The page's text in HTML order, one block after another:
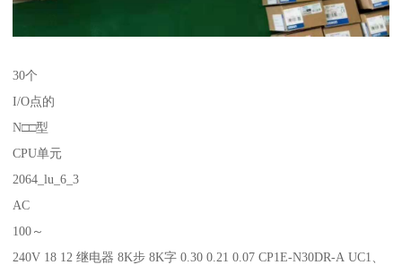
30个
I/O点的
N□□型
CPU单元
2064_lu_6_3
AC
100～
240V 18 12 继电器 8K步 8K字 0.30 0.21 0.07 CP1E-N30DR-A UC1、